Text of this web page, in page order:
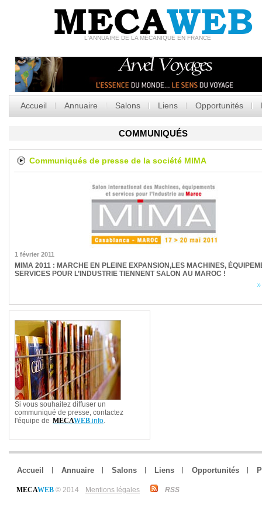
MECAWEB
L'ANNUAIRE DE LA MÉCANIQUE EN FRANCE
Accueil Annuaire Salons Liens Opportunités
COMMUNIQUÉS
Communiqués de presse de la société MIMA
1 février 2011
MIMA 2011 : MARCHE EN PLEINE EXPANSION,LES MACHINES,
SERVICES POUR L’INDUSTRIE TIENNENT SALON AU MAROC !
Si vous souhaitez diffuser un
communiqué de presse, contactez
l'équipe de MECAWEB.info.
Accueil Annuaire Salons Liens Opportunités
MECAWEB © 2014 Mentions légales RSS